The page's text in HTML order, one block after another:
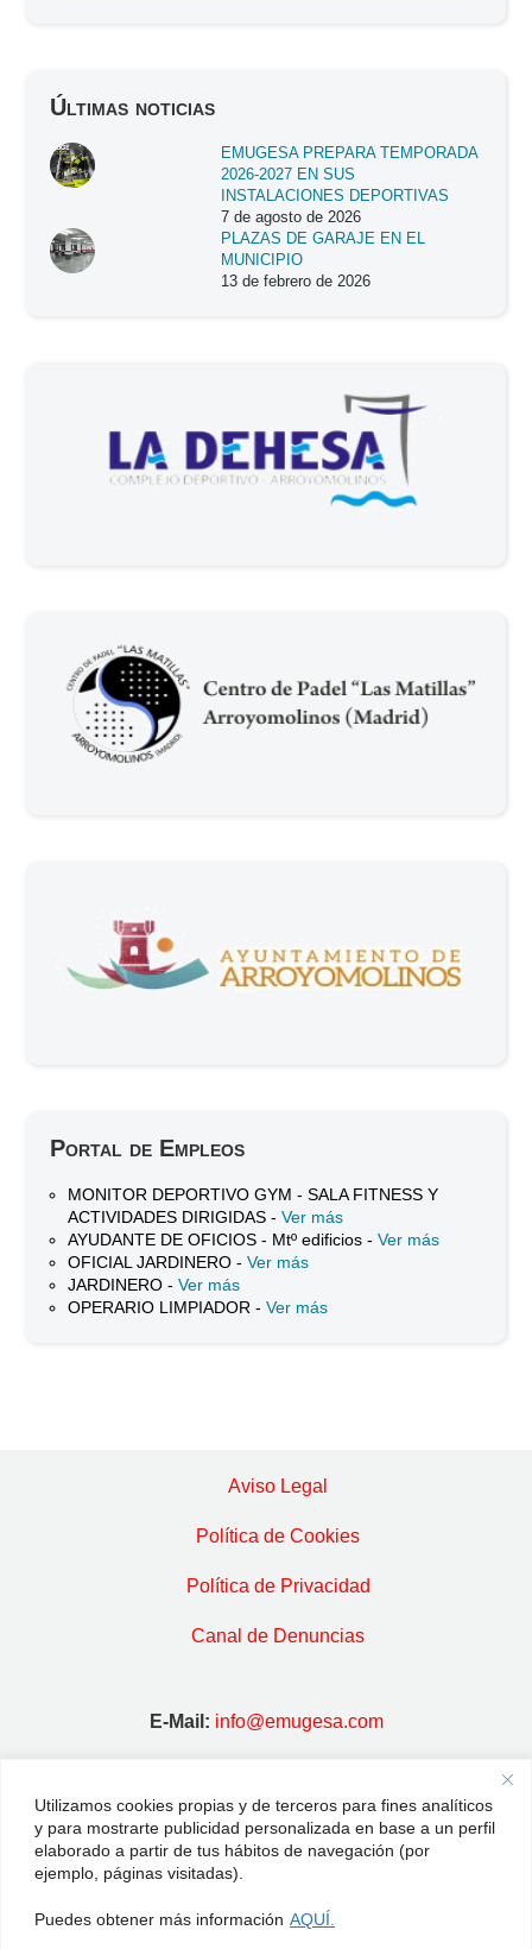
Utilizamos cookies propias y de terceros para fines analíticos
y para mostrarte publicidad personalizada en base a un perfil
elaborado a partir de tus hábitos de navegación (por
ejemplo, páginas visitadas).
Puedes obtener más información AQUÍ.
Últimas noticias
EMUGESA PREPARA TEMPORADA
2026-2027 EN SUS
INSTALACIONES DEPORTIVAS
7 de agosto de 2026
PLAZAS DE GARAJE EN EL
MUNICIPIO
13 de febrero de 2026
Portal de Empleos
MONITOR DEPORTIVO GYM - SALA FITNESS Y
ACTIVIDADES DIRIGIDAS -Ver más
AYUDANTE DE OFICIOS - Mtº edificios -Ver más
OFICIAL JARDINERO -Ver más
JARDINERO -Ver más
OPERARIO LIMPIADOR -Ver más
Aviso Legal
Política de Cookies
Política de Privacidad
Canal de Denuncias
E-Mail: info@emugesa.com
Arroyomolinos · MADRID
Horario:De Lunes a Viernes, de 9:00
horas a 15:00 horas
Tlf:91 689 72 13 /Fax:91 609 56 39